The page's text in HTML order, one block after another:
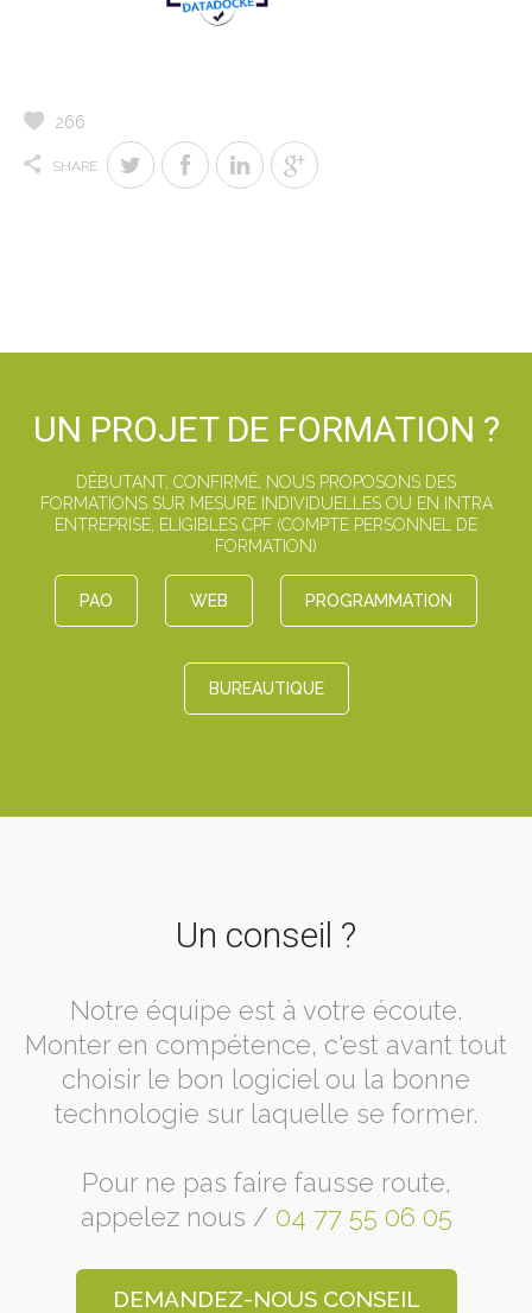
266
SHARE
UN PROJET DE FORMATION ?
DÉBUTANT, CONFIRMÉ, NOUS PROPOSONS DES
FORMATIONS SUR MESURE INDIVIDUELLES OU EN INTRA
ENTREPRISE, ELIGIBLES CPF (COMPTE PERSONNEL DE
FORMATION)
PAO WEB PROGRAMMATION
BUREAUTIQUE
Un conseil ?
Notre équipe est à votre écoute.
Monter en compétence, c'est avant tout
choisir le bon logiciel ou la bonne
technologie sur laquelle se former.
Pour ne pas faire fausse route,
appelez nous / 04 77 55 06 05
DEMANDEZ-NOUS CONSEIL